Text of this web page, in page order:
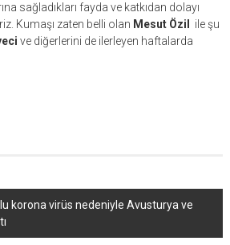
sağladıkları fayda ve katkıdan dolayı
Kumaşı zaten belli olan Mesut Özil
ile şu
ve diğerlerini de ilerleyen haftalarda
korona virüs nedeniyle Avusturya ve